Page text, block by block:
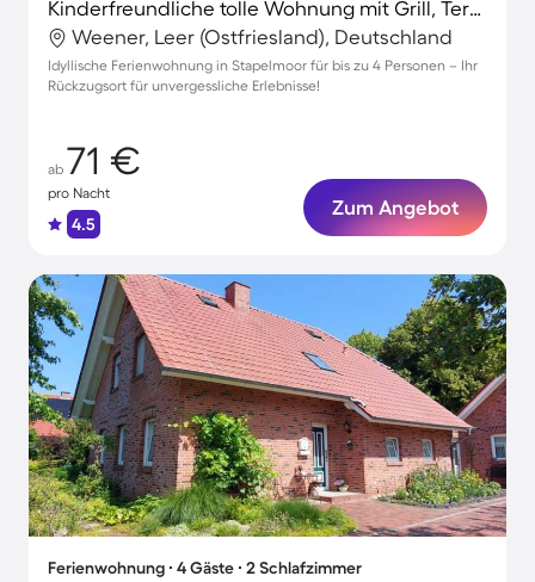
Kinderfreundliche tolle Wohnung mit Grill, Terrasse und Garten
Weener, Leer (Ostfriesland), Deutschland
Idyllische Ferienwohnung in Stapelmoor für bis zu 4 Personen – Ihr
Rückzugsort für unvergessliche Erlebnisse!
ab 71 €
pro Nacht
4.5
Zum Angebot
Ferienwohnung ∙ 4 Gäste ∙ 2 Schlafzimmer